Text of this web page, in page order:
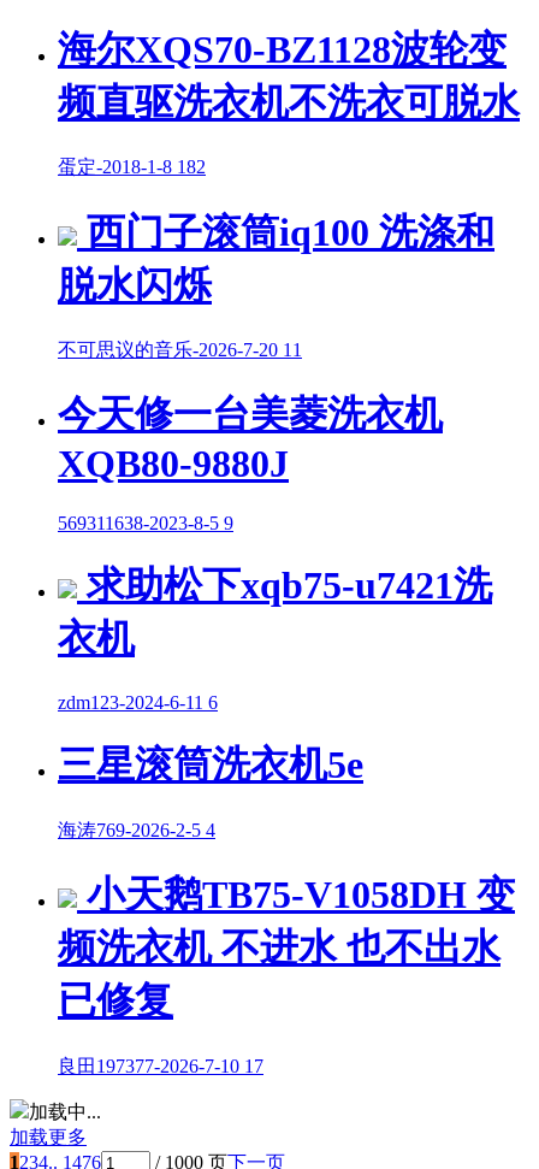
海尔XQS70-BZ1128波轮变
频直驱洗衣机不洗衣可脱水
蛋定-2018-1-8 182
西门子滚筒iq100 洗涤和
脱水闪烁
不可思议的音乐-2026-7-20 11
今天修一台美菱洗衣机
XQB80-9880J
569311638-2023-8-5 9
求助松下xqb75-u7421洗
衣机
zdm123-2024-6-11 6
三星滚筒洗衣机5e
海涛769-2026-2-5 4
小天鹅TB75-V1058DH 变
频洗衣机 不进水 也不出水
已修复
良田197377-2026-7-10 17
加载中...
加载更多
1234.. 1476 / 1000 页下一页